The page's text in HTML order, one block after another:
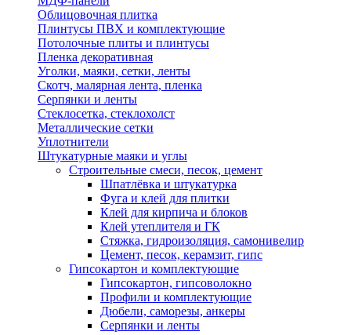
Облицовочная плитка
Плинтусы ПВХ и комплектующие
Потолочные плиты и плинтусы
Пленка декоративная
Уголки, маяки, сетки, ленты
Скотч, малярная лента, пленка
Серпянки и ленты
Стеклосетка, стеклохолст
Металлические сетки
Уплотнители
Штукатурные маяки и углы
Строительные смеси, песок, цемент
Шпатлёвка и штукатурка
Фуга и клей для плитки
Клей для кирпича и блоков
Клей утеплителя и ГК
Стяжка, гидроизоляция, самонивелир
Цемент, песок, керамзит, гипс
Гипсокартон и комплектующие
Гипсокартон, гипсоволокно
Профили и комплектующие
Дюбели, саморезы, анкеры
Серпянки и ленты